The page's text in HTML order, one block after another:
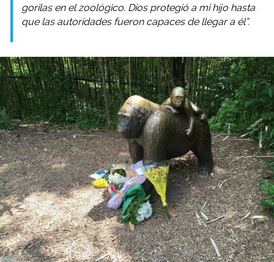
gorilas en el zoológico. Dios protegió a mi hijo hasta
que las autoridades fueron capaces de llegar a él”.